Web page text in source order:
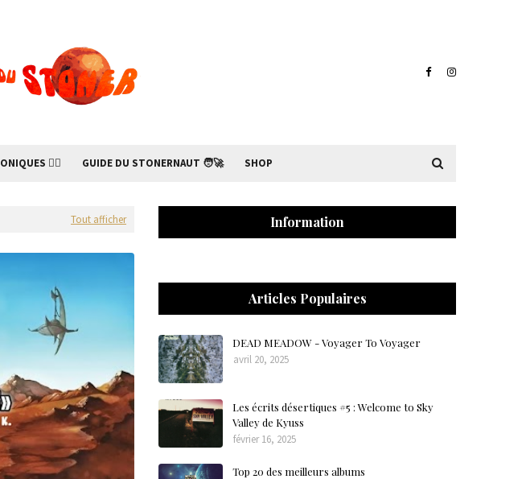
🧙‍♂ GUIDE DU STONERNAUT 🧑‍🚀 SHOP
Tout afficher Information
Articles Populaires
DEAD MEADOW - Voyager To Voyager
avril 20, 2025
Les écrits désertiques #5 : Welcome to Sky
Valley de Kyuss
février 16, 2025
Top 20 des meilleurs albums